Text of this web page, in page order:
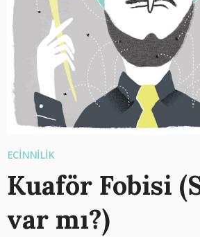
ECİNNİLİK
Kuaför Fobisi
var mı?)